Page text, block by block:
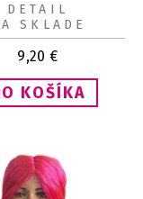
9,20 €
DETAIL
SKLADE